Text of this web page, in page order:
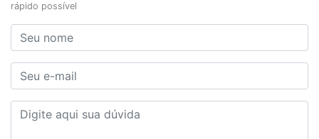
rápido possível